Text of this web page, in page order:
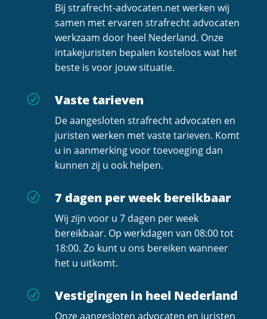
Bij strafrecht-advocaten.net werken wij
samen met ervaren strafrecht advocaten
werkzaam door heel Nederland. Onze
intakejuristen bepalen kosteloos wat het
beste is voor jouw situatie.
R Vaste tarieven
De aangesloten strafrecht advocaten en
juristen werken met vaste tarieven. Komt
u in aanmerking voor toevoeging dan
kunnen zij u ook helpen.
R 7 dagen per week bereikbaar
Wij zijn voor u 7 dagen per week
bereikbaar. Op werkdagen van 08:00 tot
18:00. Zo kunt u ons bereiken wanneer
het u uitkomt.
R Vestigingen in heel Nederland
Onze aangesloten advocaten en juristen